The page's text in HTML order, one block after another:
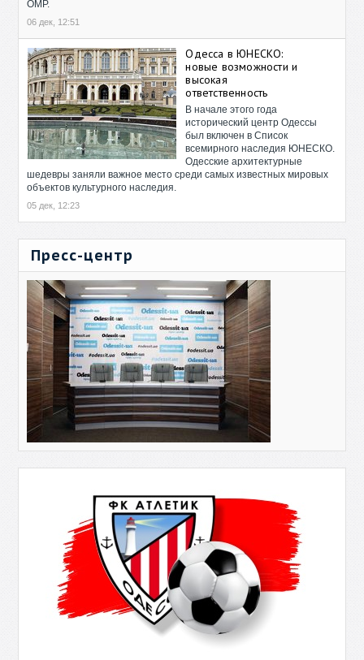
ОМР.
06 дек, 12:51
Одесса в ЮНЕСКО:
новые возможности и
высокая
ответственность
В начале этого года
исторический центр Одессы
был включен в Список
всемирного наследия ЮНЕСКО.
Одесские архитектурные
шедевры заняли важное место среди самых известных мировых
объектов культурного наследия.
05 дек, 12:23
Пресс-центр